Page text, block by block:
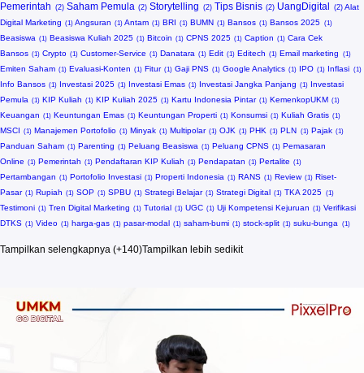
Pemerintah
Saham Pemula Storytelling Tips Bisnis UangDigital
Alat
Digital Marketing
Angsuran Antam BRI BUMN Bansos
Bansos 2025
Beasiswa
Beasiswa Kuliah 2025 Bitcoin CPNS 2025 Caption
Cara Cek
Bansos
Crypto Customer-Service Danatara Edit Editech
Email marketing
Emiten Saham
Evaluasi-Konten Fitur Gaji PNS Google Analytics IPO
Inflasi
Info Bansos
Investasi 2025 Investasi Emas Investasi Jangka Panjang
Investasi
Pemula
KIP Kuliah KIP Kuliah 2025 Kartu Indonesia Pintar
KemenkopUKM
Keuangan
Keuntungan Emas Keuntungan Properti Konsumsi
Kuliah Gratis
MSCI
Manajemen Portofolio Minyak Multipolar OJK PHK PLN
Pajak
Panduan Saham
Parenting Peluang Beasiswa Peluang CPNS
Pemasaran
Online
Pemerintah Pendaftaran KIP Kuliah Pendapatan
Pertalite
Pertambangan
Portofolio Investasi Properti Indonesia RANS Review
Riset-
Pasar
Rupiah SOP SPBU Strategi Belajar Strategi Digital
TKA 2025
Testimoni
Tren Digital Marketing Tutorial UGC Uji Kompetensi Kejuruan
Verifikasi
DTKS
Video harga-gas pasar-modal saham-bumi stock-split suku-bunga
Tampilkan selengkapnya (+140)Tampilkan lebih sedikit